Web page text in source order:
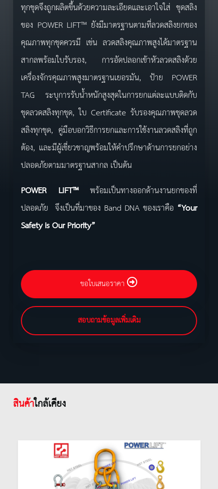
ทุกชุดจึงถูกผลิตขึ้นด้วยความละเอียดและเอาใจใส่ ชุดสลิง
ของ POWER LIFT™ ยังมีมาตรฐานตามที่ลวดสลิงยกของ
คุณภาพทุกชุดควรมี เช่น ลวดสลิงคุณภาพสูงได้มาตรฐาน
สากลพร้อมใบรับรอง, การอัดปลอกเข้าหัวลวดสลิงด้วย
เครื่องจักรคุณภาพสูงมาตรฐานเยอรมัน, ป้าย POWER
TAG ระบุการรับน้ำหนักสูงสุดในการยกแต่ละแบบติดกับ
ชุดลวดสลิงทุกชุด, ใบ Certificate รับรองคุณภาพชุดลวด
สลิงทุกชุด, คู่มือบอกวิธีการยกและการใช้งานลวดสลิงที่ถูก
ต้อง, และมีผู้เชี่ยวชาญพร้อมให้คำปรึกษาด้านการยกอย่าง
ปลอดภัยตามมาตรฐานสากล เป็นต้น
POWER LIFT™พร้อมเป็นทางออกด้านงานยกของที่
ปลอดภัย จึงเป็นที่มาของ Band DNA ของเราคือ “Your
Safety is Our Priority”
ขอใบเสนอราคา
สอบถามข้อมูลเพิ่มเติม
สินค้าใกล้เคียง